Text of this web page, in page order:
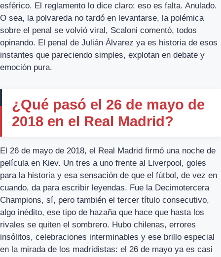
esférico. El reglamento lo dice claro: eso es falta. Anulado.
O sea, la polvareda no tardó en levantarse, la polémica
sobre el penal se volvió viral, Scaloni comentó, todos
opinando. El penal de Julián Álvarez ya es historia de esos
instantes que pareciendo simples, explotan en debate y
emoción pura.
¿Qué pasó el 26 de mayo de
2018 en el Real Madrid?
El 26 de mayo de 2018, el Real Madrid firmó una noche de
película en Kiev. Un tres a uno frente al Liverpool, goles
para la historia y esa sensación de que el fútbol, de vez en
cuando, da para escribir leyendas. Fue la Decimotercera
Champions, sí, pero también el tercer título consecutivo,
algo inédito, ese tipo de hazaña que hace que hasta los
rivales se quiten el sombrero. Hubo chilenas, errores
insólitos, celebraciones interminables y ese brillo especial
en la mirada de los madridistas: el 26 de mayo ya es casi